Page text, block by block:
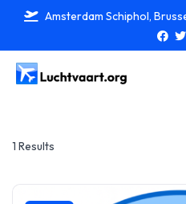
Amsterdam Schiphol,
1 Results